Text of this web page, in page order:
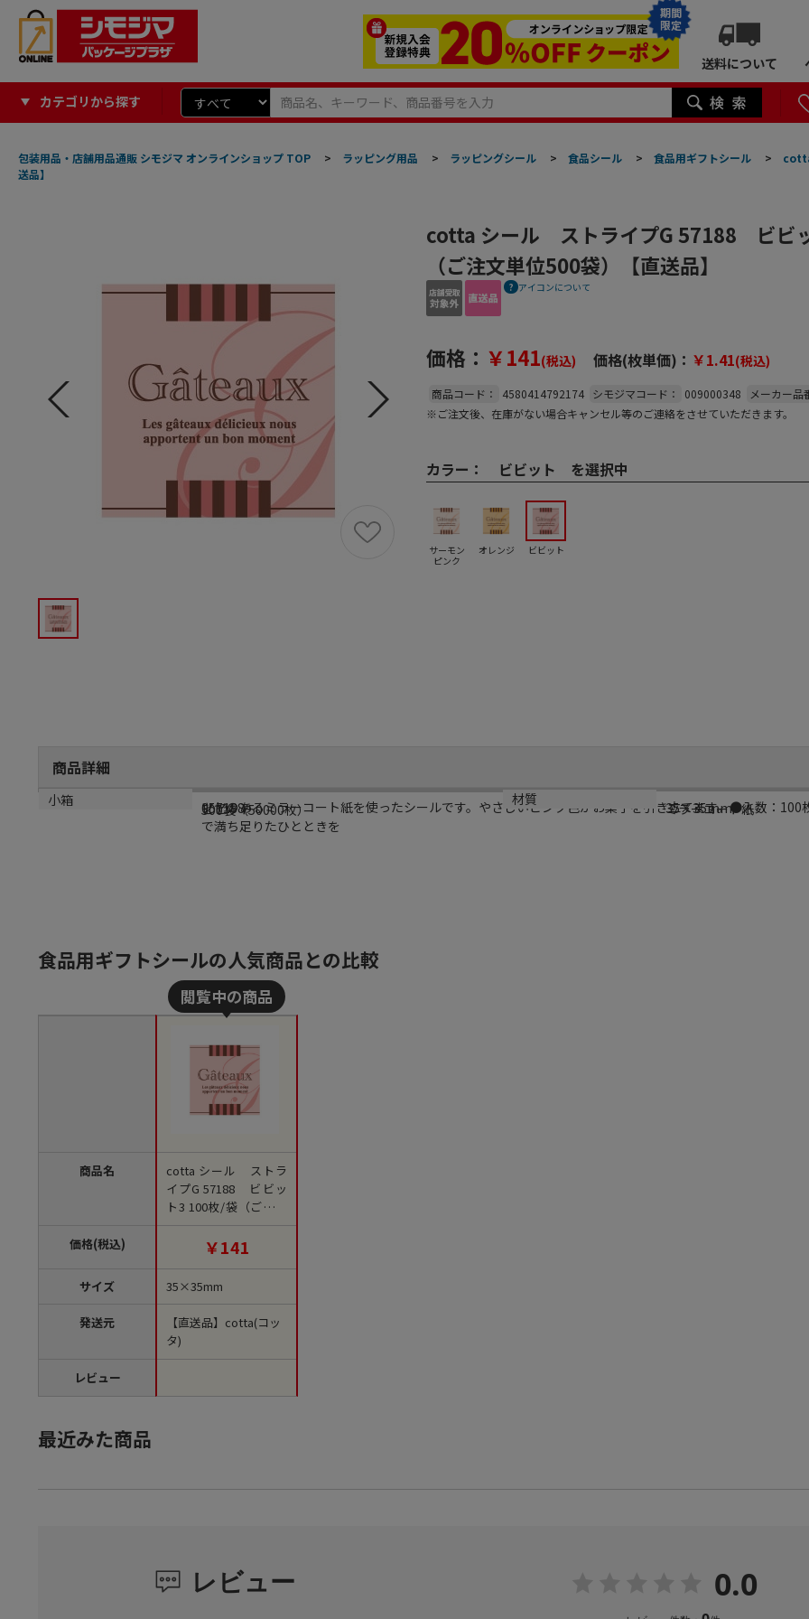
期間
限定
送料について
カテゴリから探す
包装用品・店舗用品通販 シモジマ オンラインショップ TOP > ラッピング用品 > ラッピングシール > 食品シール > 食品用ギフトシール >
送品】
cotta シール ストライプG 57188 ビビ
（ご注文単位500袋）【直送品】
アイコンについて
価格： ￥141(税込) 価格(枚単価)： ￥1.41(税込)
商品コード： 4580414792174 シモジマコード： 009000348 メーカー品
※ご注文後、在庫がない場合キャンセル等のご連絡をさせていただきます。
カラー： ビビット を選択中
サーモン
ピンク
オレンジ ビビット
商品詳細
商品説明
ツヤのあるミラーコート紙を使ったシールです。やさしいピンク色がお菓子を引き立てます。●入数：
で満ち足りたひとときを
メーカー品番
057188
サイズ
35×35mm
カラー
ビビット
材質
ミラーコート紙
小箱
500袋（50000枚）
食品用ギフトシールの人気商品との比較
商品名
価格(税込)
サイズ
発送元
レビュー
cotta シール ストラ
イプG 57188 ビビッ
ト3 100枚/袋（ご注文
単位500袋）【直送
￥141
35×35mm
【直送品】cotta(コッ
タ)
最近みた商品
レビュー 0.0